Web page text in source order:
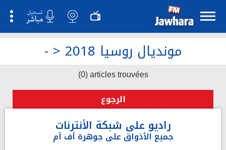
- > مونديال روسيا 2018
(0) articles trouvées
الرجوع
راديو على شبكة الأنترنات
جميع الأذواق على جوهرة أف آم